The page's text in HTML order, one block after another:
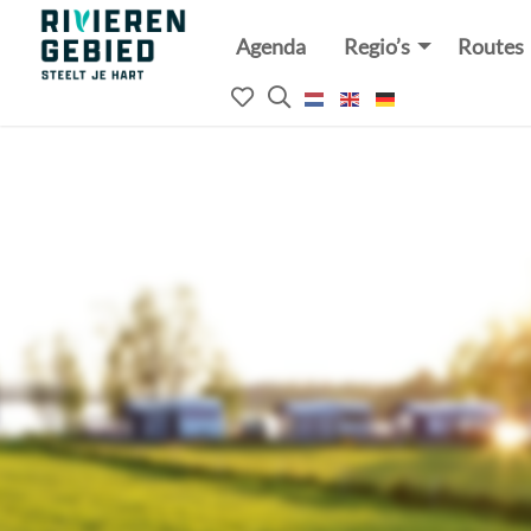
Rivierenland
website
Agenda Regio’s Routes
Mijn Open
het